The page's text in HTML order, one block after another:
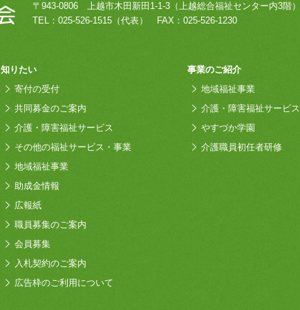
〒943-0806 上越市木田新田1-1-3 （上越総合福祉センター内3階）
TEL： 025-526-1515 （代表） FAX：025-526-1230
知りたい
寄付の受付
共同募金のご案内
介護・障害福祉サービス
その他の福祉サービス・事業
地域福祉事業
助成金情報
広報紙
職員募集のご案内
会員募集
入札契約のご案内
広告枠のご利用について
事業のご紹介
地域福祉事業
介護・障害福祉サービス
やすづか学園
介護職員初任者研修